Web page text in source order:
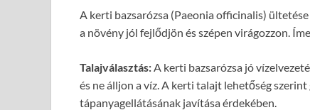
A kerti bazsarózsa (Paeonia officinalis)
a növény jól fejlődjön és szépen virágozzon.
Talajválasztás: A kerti bazsarózsa jó
és ne álljon a víz. A kerti talajt lehetőség
tápanyagellátásának javítása érdekében.